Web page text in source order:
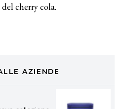
cherry cola.
AZIENDE
BOLOGNA
collezione